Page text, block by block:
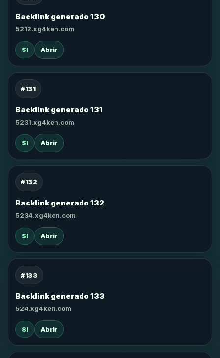
Backlink generado 130
5212.xg4ken.com
SI Abrir
#131
Backlink generado 131
5231.xg4ken.com
SI Abrir
#132
Backlink generado 132
5234.xg4ken.com
SI Abrir
#133
Backlink generado 133
524.xg4ken.com
SI Abrir